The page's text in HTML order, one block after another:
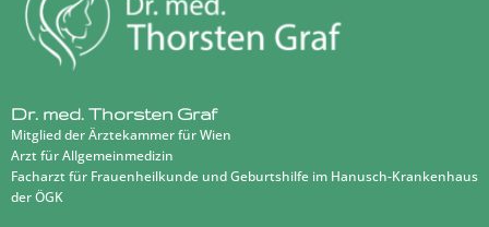
Dr. med. Thorsten Graf
Mitglied der Ärztekammer für Wien
Arzt für Allgemeinmedizin
Facharzt für Frauenheilkunde und Geburtshilfe im Hanusch-Krankenhaus
der ÖGK